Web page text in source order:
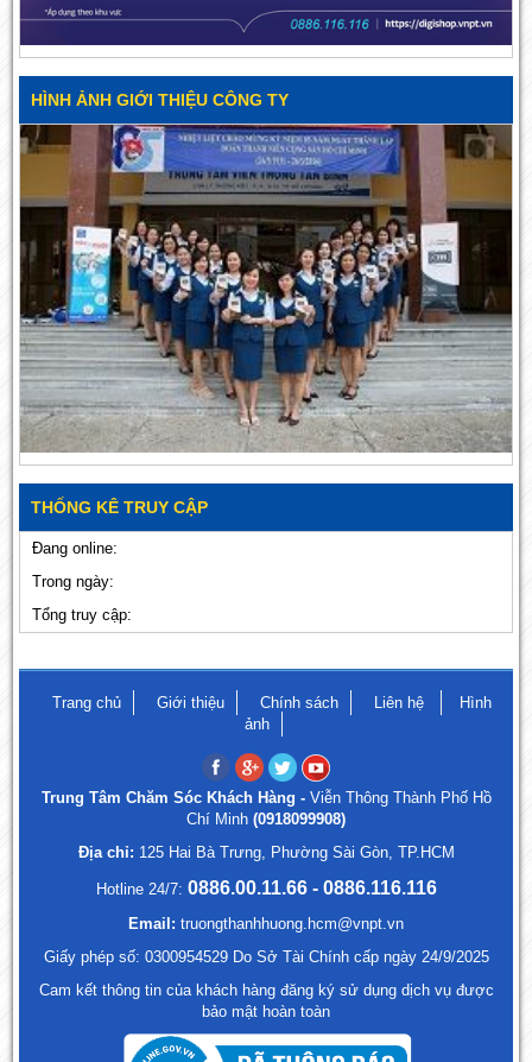
HÌNH ẢNH GIỚI THIỆU CÔNG TY
THỐNG KÊ TRUY CẬP
Đang online:
Trong ngày:
Tổng truy cập:
Trang chủ Giới thiệu Chính sách Liên hệ
Hình
ảnh
Trung Tâm Chăm Sóc Khách Hàng - Viễn Thông Thành Phố Hồ
Chí Minh (0918099908)
Địa chỉ: 125 Hai Bà Trưng, Phường Sài Gòn, TP.HCM
Hotline 24/7: 0886.00.11.66 - 0886.116.116
Email: truongthanhhuong.hcm@vnpt.vn
Giấy phép số: 0300954529 Do Sở Tài Chính cấp ngày 24/9/2025
Cam kết thông tin của khách hàng đăng ký sử dụng dịch vụ được
bảo mật hoàn toàn